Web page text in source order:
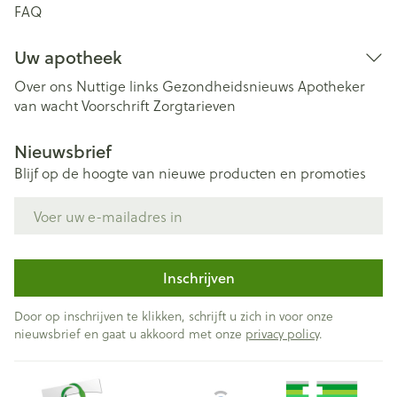
FAQ
Uw apotheek
Over ons Nuttige links Gezondheidsnieuws Apotheker
van wachtVoorschriftZorgtarieven
Nieuwsbrief
Blijf op de hoogte van nieuwe producten en promoties
Inschrijven
Door op inschrijven te klikken, schrijft u zich in voor onze
nieuwsbrief en gaat u akkoord met onze privacy policy.